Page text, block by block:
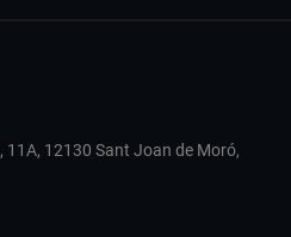
11A, 12130 Sant Joan de Moró,